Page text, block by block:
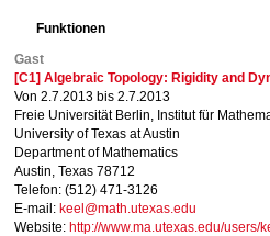
Funktionen
Gast
[C1] Algebraic Topology: Rigidity and
Von 2.7.2013 bis 2.7.2013
Freie Universität Berlin, Institut für
University of Texas at Austin
Department of Mathematics
Austin, Texas 78712
Telefon: (512) 471-3126
E-mail: keel@math.utexas.edu
Website: http://www.ma.utexas.edu/users/